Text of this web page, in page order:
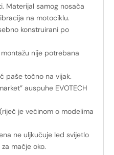
Materijal samog nosača
na motociklu.
konstruirani po
nije potrebana
paše točno na vijak.
auspuhe EVOTECH
je većinom o modelima
ne uljkučuje led svijetlo
mačje oko.